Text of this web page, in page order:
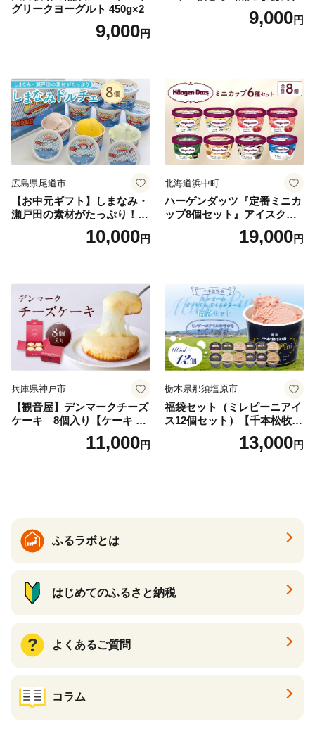
グリークヨーグルト 450g×2
9,000円
9,000円
広島県尾道市
【お中元ギフト】しまなみ・
瀬戸田の素材がたっぷり！ジ
10,000円
北海道浜中町
ハーゲンダッツ『定番ミニカ
ップ8個セット』アイスクリ
ーム アイス スイーツ デザー
19,000円
兵庫県神戸市
【観音屋】デンマークチーズ
ケーキ 8個入り【ケーキ チ
ーズケーキ 人気スイーツ お
すすめスイーツ 神戸スイー
11,000円
栃木県那須塩原市
福袋セット（ミレピーニアイ
ス12個セット）【千本松牧
場】 ns025-014-12 【デザー
ト 詰め合わせ ギフト】
13,000円
ふるラボとは
はじめてのふるさと納税
よくあるご質問
コラム